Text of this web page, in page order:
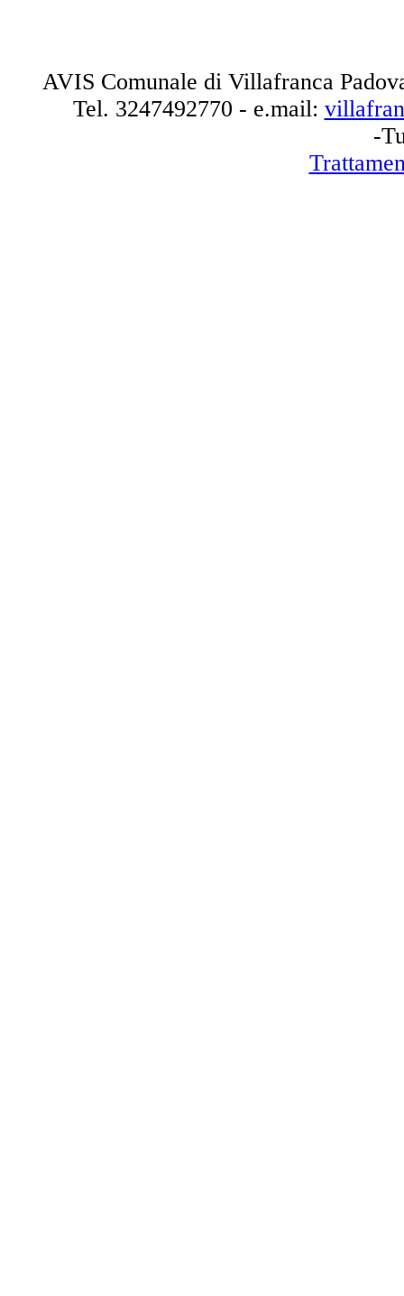
AVIS Comunale di Villafranca
Tel. 3247492770 - e.mail:
-